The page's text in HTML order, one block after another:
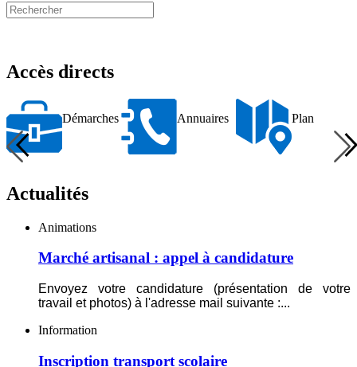
Accès directs
Démarches
Démarches
Annuaires
Annuaires
Plan
Plan
Actualités
Marché
:
à
candidature
Animations
Marché artisanal : appel à candidature
Envoyez votre candidature (présentation de votre
travail et photos) à l'adresse mail suivante :...
Inscription
scolaire
Information
Inscription transport scolaire